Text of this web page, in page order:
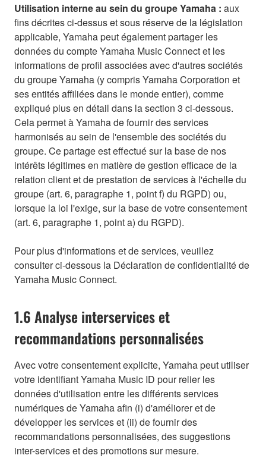
Utilisation interne au sein du groupe Yamaha : aux
fins décrites ci-dessus et sous réserve de la législation
applicable, Yamaha peut également partager les
données du compte Yamaha Music Connect et les
informations de profil associées avec d'autres sociétés
du groupe Yamaha (y compris Yamaha Corporation et
ses entités affiliées dans le monde entier), comme
expliqué plus en détail dans la section 3 ci-dessous.
Cela permet à Yamaha de fournir des services
harmonisés au sein de l'ensemble des sociétés du
groupe. Ce partage est effectué sur la base de nos
intérêts légitimes en matière de gestion efficace de la
relation client et de prestation de services à l'échelle du
groupe (art. 6, paragraphe 1, point f) du RGPD) ou,
lorsque la loi l'exige, sur la base de votre consentement
(art. 6, paragraphe 1, point a) du RGPD).
Pour plus d'informations et de services, veuillez
consulter ci-dessous la Déclaration de confidentialité de
Yamaha Music Connect.
1.6 Analyse interservices et
recommandations personnalisées
Avec votre consentement explicite, Yamaha peut utiliser
votre identifiant Yamaha Music ID pour relier les
données d'utilisation entre les différents services
numériques de Yamaha afin (i) d'améliorer et de
développer les services et (ii) de fournir des
recommandations personnalisées, des suggestions
inter-services et des promotions sur mesure.